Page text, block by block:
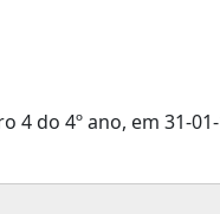
do 4º ano, em 31-